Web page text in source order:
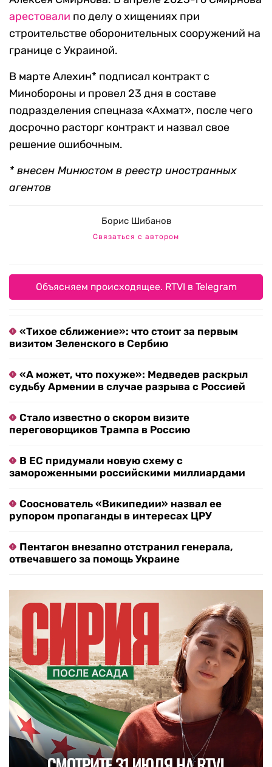
арестовали по делу о хищениях при
строительстве оборонительных сооружений на
границе с Украиной.
В марте Алехин* подписал контракт с
Минобороны и провел 23 дня в составе
подразделения спецназа «Ахмат», после чего
досрочно расторг контракт и назвал свое
решение ошибочным.
* внесен Минюстом в реестр иностранных
агентов
Борис Шибанов
Связаться с автором
Объясняем происходящее. RTVI в Telegram
«Тихое сближение»: что стоит за первым
визитом Зеленского в Сербию
«А может, что похуже»: Медведев раскрыл
судьбу Армении в случае разрыва с Россией
Стало известно о скором визите
переговорщиков Трампа в Россию
В ЕС придумали новую схему с
замороженными российскими миллиардами
Сооснователь «Википедии» назвал ее
рупором пропаганды в интересах ЦРУ
Пентагон внезапно отстранил генерала,
отвечавшего за помощь Украине